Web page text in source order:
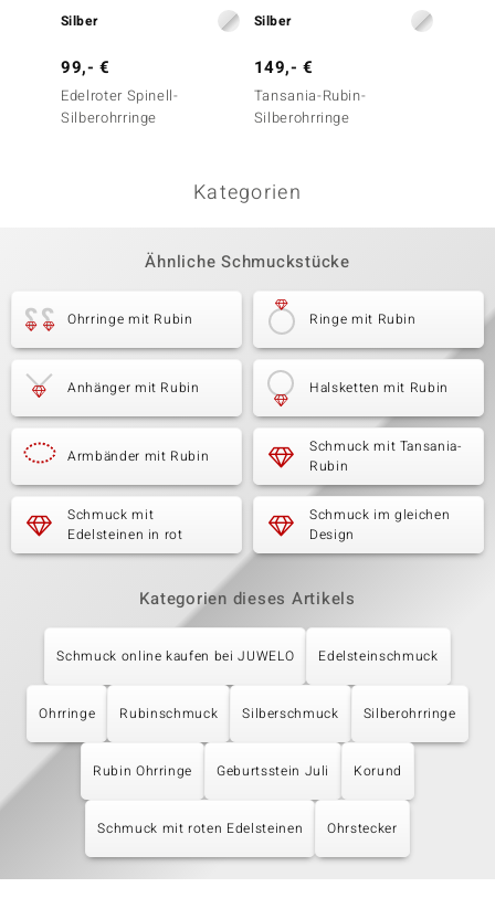
Silber
99,- €
Edelroter Spinell-
Silberohrringe
Silber
149,- €
Tansania-Rubin-
Silberohrringe
Kategorien
Ähnliche Schmuckstücke
Ohrringe mit Rubin Ringe mit Rubin
Anhänger mit Rubin Halsketten mit Rubin
Armbänder mit Rubin
Schmuck mit Tansania-
Rubin
Schmuck mit
Edelsteinen in rot
Schmuck im gleichen
Design
Kategorien dieses Artikels
Schmuck online kaufen bei JUWELO Edelsteinschmuck
Ohrringe Rubinschmuck Silberschmuck Silberohrringe
Rubin Ohrringe Geburtsstein Juli Korund
Schmuck mit roten Edelsteinen Ohrstecker